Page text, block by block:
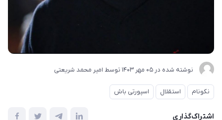
نوشته شده در 05 مهر 1403 توسط امیر محمد شریعتی
نکونام استقلال اسپورتی باش
اشتراک‌گذاری